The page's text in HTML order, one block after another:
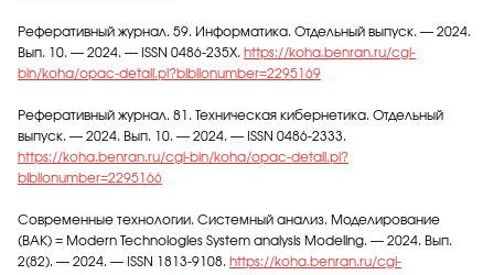
Реферативный журнал. 59. Информатика. Отдельный выпуск. — 2024.
Вып. 10. — 2024. — ISSN 0486-235X. https://koha.benran.ru/cgi-
bin/koha/opac-detail.pl?biblionumber=2295169
Реферативный журнал. 81. Техническая кибернетика. Отдельный
выпуск. — 2024. Вып. 10. — 2024. — ISSN 0486-2333.
https://koha.benran.ru/cgi-bin/koha/opac-detail.pl?
biblionumber=2295166
Современные технологии. Системный анализ. Моделирование
(ВАК) = Modern Technologies System analysis Modeling. — 2024. Вып.
2(82). — 2024. — ISSN 1813-9108. https://koha.benran.ru/cgi-